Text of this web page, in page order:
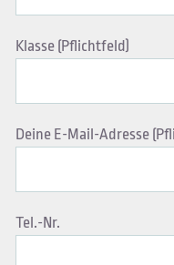
Klasse (Pflichtfeld)
Deine E-Mail-Adresse
Tel.-Nr.